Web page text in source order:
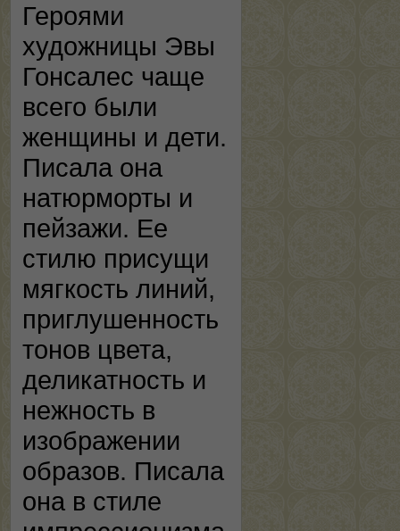
Героями
художницы Эвы
Гонсалес чаще
всего были
женщины и дети.
Писала она
натюрморты и
пейзажи. Ее
стилю присущи
мягкость линий,
приглушенность
тонов цвета,
деликатность и
нежность в
изображении
образов. Писала
она в стиле